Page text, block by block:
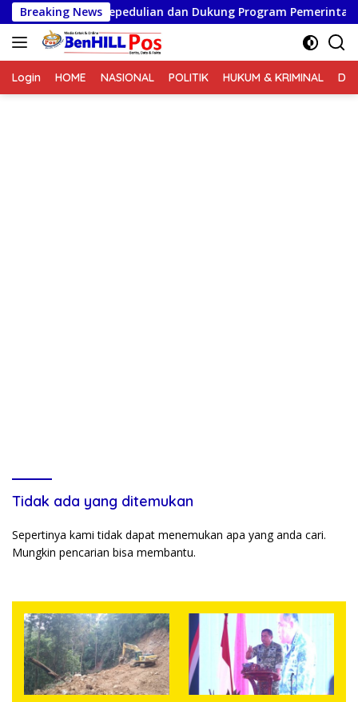
Langsung
ke
konten
Breaking News
Perkuat Kepedulian dan Dukung Program Pemerintah
Login HOME NASIONAL POLITIK HUKUM & KRIMINAL
Tidak ada yang ditemukan
Sepertinya kami tidak dapat menemukan apa yang anda cari.
Mungkin pencarian bisa membantu.